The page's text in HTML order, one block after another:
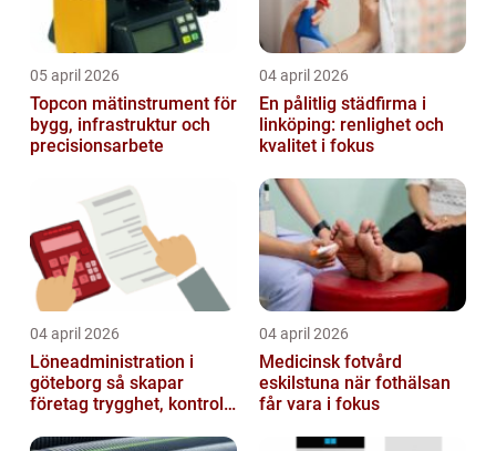
05 april 2026
Topcon mätinstrument för
bygg, infrastruktur och
precisionsarbete
04 april 2026
En pålitlig städfirma i
linköping: renlighet och
kvalitet i fokus
04 april 2026
Löneadministration i
göteborg så skapar
företag trygghet, kontroll
04 april 2026
Medicinsk fotvård
eskilstuna när fothälsan
får vara i fokus